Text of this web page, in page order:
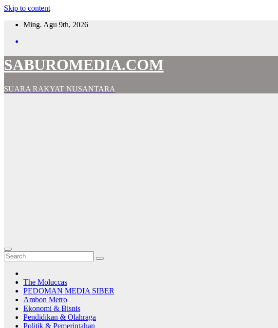
Skip to content
Ming. Agu 9th, 2026
SABUROMEDIA.COM
SUARA RAKYAT NUSANTARA
The Moluccas
PEDOMAN MEDIA SIBER
Ambon Metro
Ekonomi & Bisnis
Pendidikan & Olahraga
Politik & Pemerintahan